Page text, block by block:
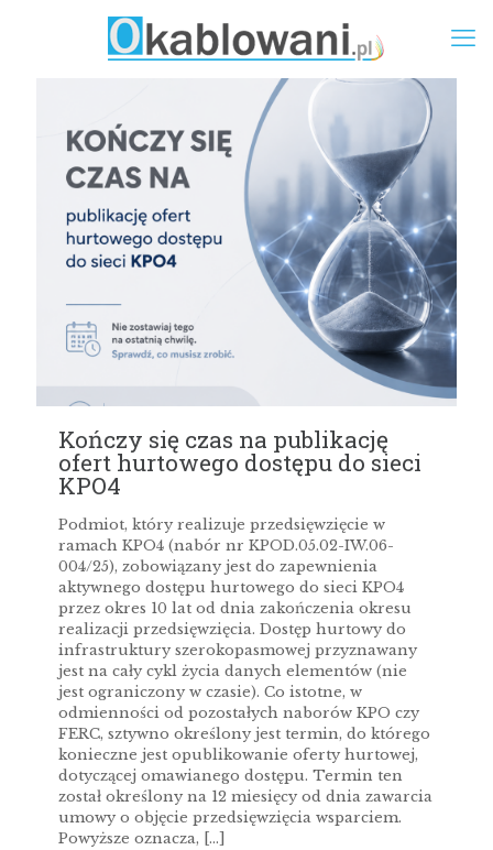
Kończy się czas na publikację
ofert hurtowego dostępu do sieci
KPO4
Podmiot, który realizuje przedsięwzięcie w
ramach KPO4 (nabór nr KPOD.05.02-IW.06-
004/25), zobowiązany jest do zapewnienia
aktywnego dostępu hurtowego do sieci KPO4
przez okres 10 lat od dnia zakończenia okresu
realizacji przedsięwzięcia. Dostęp hurtowy do
infrastruktury szerokopasmowej przyznawany
jest na cały cykl życia danych elementów (nie
jest ograniczony w czasie). Co istotne, w
odmienności od pozostałych naborów KPO czy
FERC, sztywno określony jest termin, do którego
konieczne jest opublikowanie oferty hurtowej,
dotyczącej omawianego dostępu. Termin ten
został określony na 12 miesięcy od dnia zawarcia
umowy o objęcie przedsięwzięcia wsparciem.
Powyższe oznacza, […]